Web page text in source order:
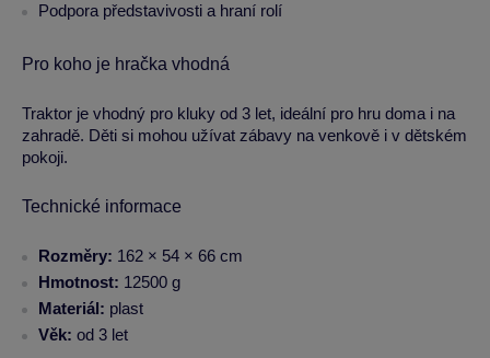
Podpora představivosti a hraní rolí
Pro koho je hračka vhodná
Traktor je vhodný pro kluky od 3 let, ideální pro hru doma i na
zahradě. Děti si mohou užívat zábavy na venkově i v dětském
pokoji.
Technické informace
Rozměry: 162 × 54 × 66 cm
Hmotnost: 12500 g
Materiál: plast
Věk: od 3 let